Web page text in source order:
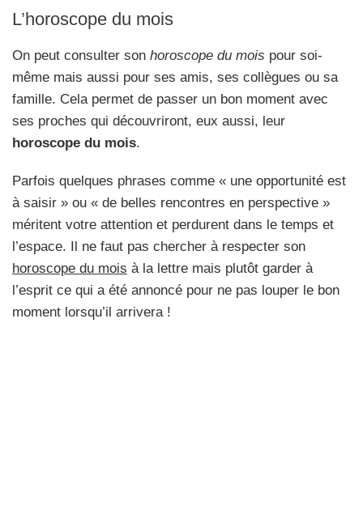
L’horoscope du mois
On peut consulter son horoscope du mois pour soi-
même mais aussi pour ses amis, ses collègues ou sa
famille. Cela permet de passer un bon moment avec
ses proches qui découvriront, eux aussi, leur
horoscope du mois.
Parfois quelques phrases comme « une opportunité est
à saisir » ou « de belles rencontres en perspective »
méritent votre attention et perdurent dans le temps et
l’espace. Il ne faut pas chercher à respecter son
horoscope du mois à la lettre mais plutôt garder à
l’esprit ce qui a été annoncé pour ne pas louper le bon
moment lorsqu’il arrivera !